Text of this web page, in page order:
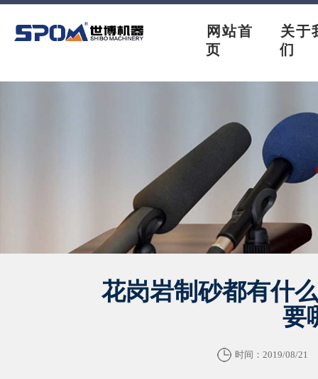
网站首
页
关于
们
花岗岩制砂都有什
要
时间：2019/08/21